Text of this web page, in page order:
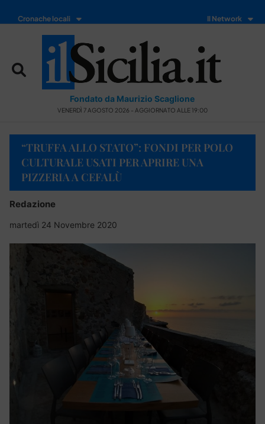
Cronache locali Il Network
Fondato da Maurizio Scaglione
VENERDÌ 7 AGOSTO 2026 - AGGIORNATO ALLE 19:00
“TRUFFA ALLO STATO”: FONDI PER POLO
CULTURALE USATI PER APRIRE UNA
PIZZERIA A CEFALÙ
Redazione
martedì 24 Novembre 2020